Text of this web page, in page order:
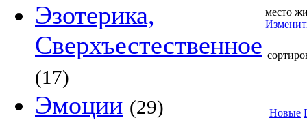
Эзотерика,
Сверхъестественное
(17)
Эмоции (29)
место
Новые